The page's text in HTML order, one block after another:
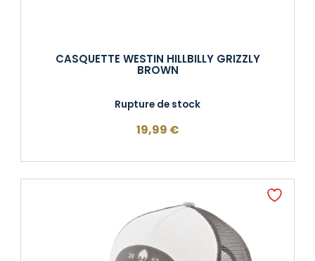
CASQUETTE WESTIN HILLBILLY GRIZZLY
BROWN
Rupture de stock
19,99 €